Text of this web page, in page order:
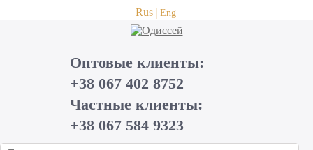
Rus Eng
Оптовые клиенты:
+38 067 402 8752
Частные клиенты:
+38 067 584 9323